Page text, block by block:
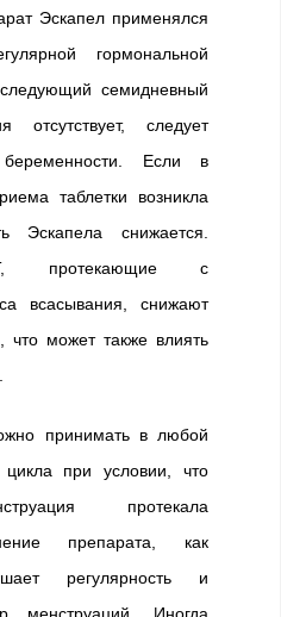
Эскапел применялся
гормональной
семидневный
отсутствует, следует
Если в
таблетки возникла
Эскапела снижается.
протекающие с
всасывания, снижают
что может также влиять
принимать в любой
цикла при условии, что
протекала
препарата, как
регулярность и